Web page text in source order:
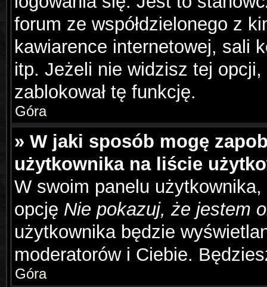
forum ze współdzielonego z
kawiarence internetowej, sali
itp. Jeżeli nie widzisz tej
zablokował tę funkcję.
Góra
» W jaki sposób mogę
użytkownika na liście
W swoim panelu
opcję Nie pokazuj, że jestem
użytkownika będzie
moderatorów i Ciebie.
Góra